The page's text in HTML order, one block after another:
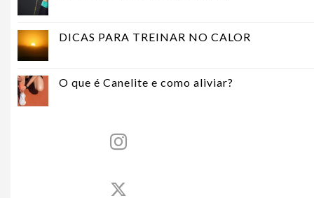
DICAS PARA TREINAR NO CALOR
O que é Canelite e como aliviar?